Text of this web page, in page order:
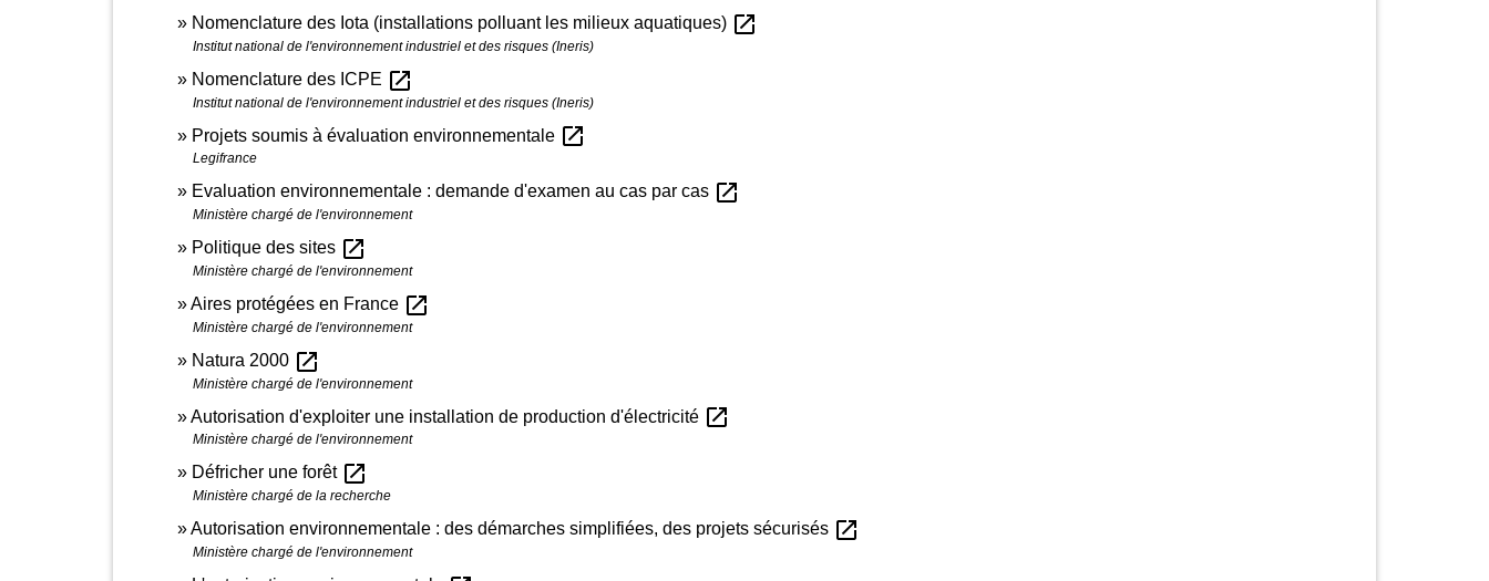
Nomenclature des Iota (installations polluant les milieux aquatiques) open_in_new
Institut national de l'environnement industriel et des risques (Ineris)
Nomenclature des ICPE open_in_new
Institut national de l'environnement industriel et des risques (Ineris)
Projets soumis à évaluation environnementale open_in_new
Legifrance
Evaluation environnementale : demande d'examen au cas par cas open_in_new
Ministère chargé de l'environnement
Politique des sites open_in_new
Ministère chargé de l'environnement
Aires protégées en France open_in_new
Ministère chargé de l'environnement
Natura 2000 open_in_new
Ministère chargé de l'environnement
Autorisation d'exploiter une installation de production d'électricité open_in_new
Ministère chargé de l'environnement
Défricher une forêt open_in_new
Ministère chargé de la recherche
Autorisation environnementale : des démarches simplifiées, des projets sécurisés open_in_new
Ministère chargé de l'environnement